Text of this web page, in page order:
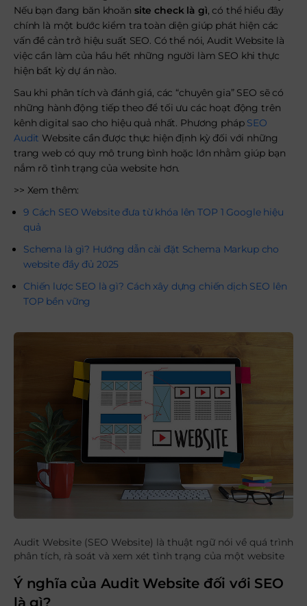
Nếu bạn đang băn khoăn site check là gì, có thể hiểu đây
chính là một bước kiểm tra toàn diện giúp phát hiện các
vấn đề cản trở hiệu suất SEO. Có thể nói, Audit Website là
việc cần làm của hầu hết những người làm SEO khi thực
hiện bất kỳ dự án nào.
Sau khi phân tích và đánh giá, các “chuyên gia” SEO sẽ có
những hành động tiếp theo để tối ưu các hoạt động trên
kênh digital sao cho hiệu quả nhất. Phương pháp SEO
Audit Website cần được thực hiện định kỳ đối với những
trang web có quy mô trung bình hoặc lớn nhằm giúp bạn
nắm rõ tình trạng của website hơn.
>> Xem thêm:
9 Cách SEO Website đưa từ khóa lên TOP 1 Google hiệu
quả
Schema là gì? Hướng dẫn cài đặt Schema Markup cho
website đầy đủ 2025
Chiến lược SEO là gì? Cách xây dựng chiến dịch SEO lên
TOP bền vững
Audit Website (SEO Website) là thuật ngữ nói về quá trình
phân tích, rà soát và xem xét tình trạng của một website
Ý nghĩa của Audit Website đối với SEO
là gì?